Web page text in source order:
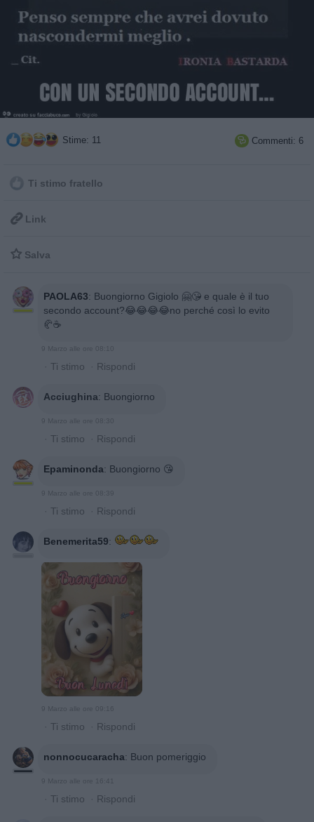
Stime: 11  Commenti: 6
Ti stimo fratello
 Link
 Salva
PAOLA63: Buongiorno Gigiolo 🤗😘 e quale è il tuo
secondo account?😂😂😂😂no perché così lo evito
🥐☕
9 Marzo alle ore 08:10
· Ti stimo · Rispondi
Acciughina: Buongiorno
9 Marzo alle ore 08:30
· Ti stimo · Rispondi
Epaminonda: Buongiorno 😘
9 Marzo alle ore 08:39
· Ti stimo · Rispondi
Benemerita59:
9 Marzo alle ore 09:16
· Ti stimo · Rispondi
nonnocucaracha: Buon pomeriggio
9 Marzo alle ore 16:41
· Ti stimo · Rispondi